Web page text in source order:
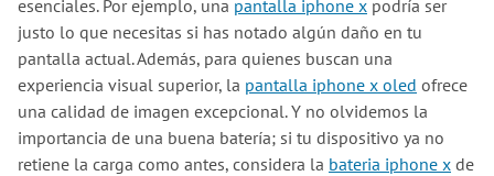
esenciales. Por ejemplo, una pantalla iphone x podría ser
justo lo que necesitas si has notado algún daño en tu
pantalla actual. Además, para quienes buscan una
experiencia visual superior, la pantalla iphone x oled ofrece
una calidad de imagen excepcional. Y no olvidemos la
importancia de una buena batería; si tu dispositivo ya no
retiene la carga como antes, considera la bateria iphone x de